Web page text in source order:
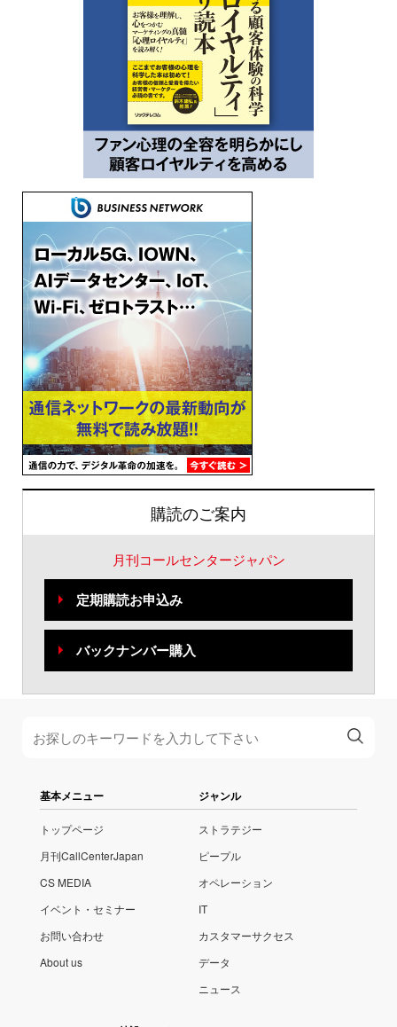
購読のご案内
月刊コールセンタージャパン
定期購読お申込み
バックナンバー購入
基本メニュー
トップページ
月刊CallCenterJapan
CS MEDIA
イベント・セミナー
お問い合わせ
About us
ジャンル
ストラテジー
ピープル
オペレーション
IT
カスタマーサクセス
データ
ニュース